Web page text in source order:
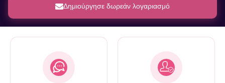
Δημιούργησε δωρεάν λογαριασμό